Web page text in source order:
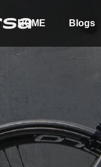
HOME Blogs
Order